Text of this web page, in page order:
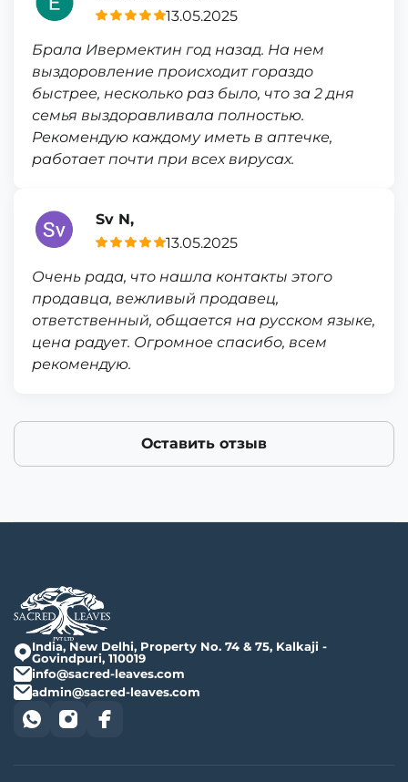
13.05.2025
Брала Ивермектин год назад. На нем
выздоровление происходит гораздо
быстрее, несколько раз было, что за 2 дня
семья выздоравливала полностью.
Рекомендую каждому иметь в аптечке,
работает почти при всех вирусах.
Sv N,
13.05.2025
Очень рада, что нашла контакты этого
продавца, вежливый продавец,
ответственный, общается на русском языке,
цена радует. Огромное спасибо, всем
рекомендую.
Оставить отзыв
India, New Delhi, Property No. 74 & 75, Kalkaji -
Govindpuri, 110019
info@sacred-leaves.com
admin@sacred-leaves.com